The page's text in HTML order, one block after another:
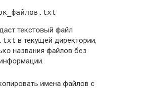
текстовый файл
в текущей директории,
названия файлов без
имена файлов с